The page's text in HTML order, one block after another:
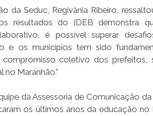
da Seduc, Regivânia Ribeiro,
resultados do IDEB demonstra
é possível superar
e os municípios tem sido
coletivo dos prefeitos,
Maranhão.”
da Assessoria de Comunicação
os últimos anos da educação no